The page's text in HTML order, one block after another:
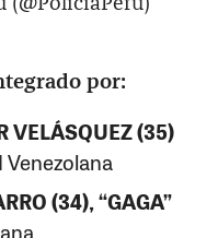
por:
VELÁSQUEZ (35)
(34), “GAGA”